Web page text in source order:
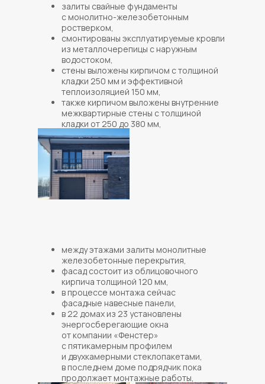
залиты свайные фундаменты
с монолитно-железобетонным
ростверком,
смонтированы эксплуатируемые кровли
из металлочерепицы с наружным
водостоком,
стены выложены кирпичом с толщиной
кладки 250 мм и эффективной
теплоизоляцией 150 мм,
также кирпичом выложены внутренние
межквартирные стены с толщиной
кладки от 250 до 380 мм,
между этажами залиты монолитные
железобетонные перекрытия,
фасад состоит из облицовочного
кирпича толщиной 120 мм,
в процессе монтажа сейчас
фасадные навесные панели,
в 22 домах из 23 установлены
энергосберегающие окна
от компании «Фенстер»
с пятикамерным профилем
и двухкамерными стеклопакетами,
в последнем доме подрядчик пока
продолжает монтажные работы,